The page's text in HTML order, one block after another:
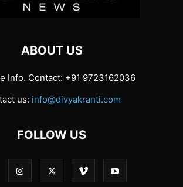
ABOUT US
Info. Contact: +91 9723162036
us: info@divyakranti.com
FOLLOW US